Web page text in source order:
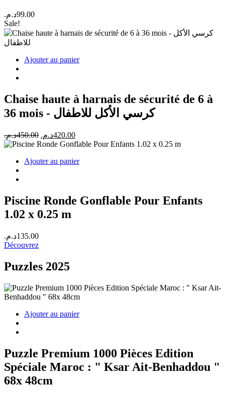
99.00د.م.
Sale!
Ajouter au panier
Chaise haute à harnais de sécurité de 6 à
36 mois - كرسي الأكل للاطفال
450.00د.م.
Le
prix
était :
420.00د.م.
Le
prix
est :
Ajouter au panier
Piscine Ronde Gonflable Pour Enfants
1.02 x 0.25 m
135.00د.م.
Découvrez
Puzzles 2025
Ajouter au panier
Puzzle Premium 1000 Pièces Edition
Spéciale Maroc : " Ksar Ait-Benhaddou "
68x 48cm